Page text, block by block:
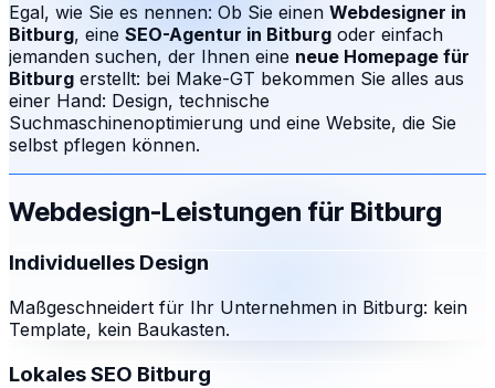
Egal, wie Sie es nennen: Ob Sie einen Webdesigner in
Bitburg, eine SEO-Agentur in Bitburg oder einfach
jemanden suchen, der Ihnen eine neue Homepage für
Bitburg erstellt: bei Make-GT bekommen Sie alles aus
einer Hand: Design, technische
Suchmaschinenoptimierung und eine Website, die Sie
selbst pflegen können.
Webdesign-Leistungen für Bitburg
Individuelles Design
Maßgeschneidert für Ihr Unternehmen in Bitburg: kein
Template, kein Baukasten.
Lokales SEO Bitburg